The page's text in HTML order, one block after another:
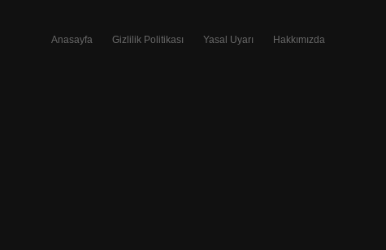
Anasayfa Gizlilik Politikası Yasal Uyarı Hakkımızda